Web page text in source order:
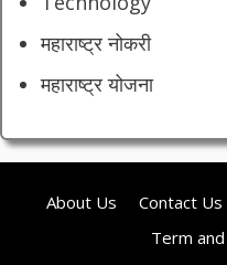
महाराष्ट्र नोकरी
महाराष्ट्र योजना
About Us Contact Us
Term